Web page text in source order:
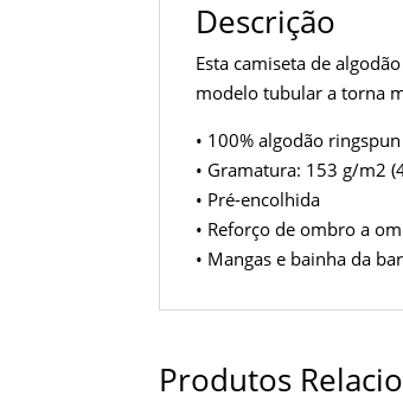
Descrição
Esta camiseta de
modelo tubular a torna
• 100% algodão
• Gramatura: 153 g/m2
• Pré-encolhida
• Reforço de ombro a
• Mangas e bainha da
Produtos